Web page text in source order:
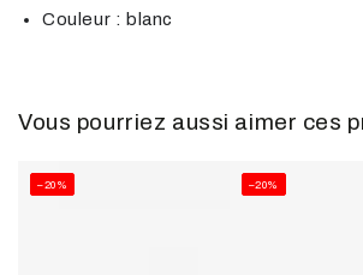
Couleur : blanc
Vous pourriez aussi aimer ces
–20% –20%